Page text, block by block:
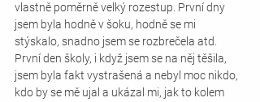
vlastně poměrně velký rozestup. První dny
jsem byla hodně v šoku, hodně se mi
stýskalo, snadno jsem se rozbrečela atd.
První den školy, i když jsem se na něj těšila,
jsem byla fakt vystrašená a nebyl moc nikdo,
kdo by se mě ujal a ukázal mi, jak to kolem